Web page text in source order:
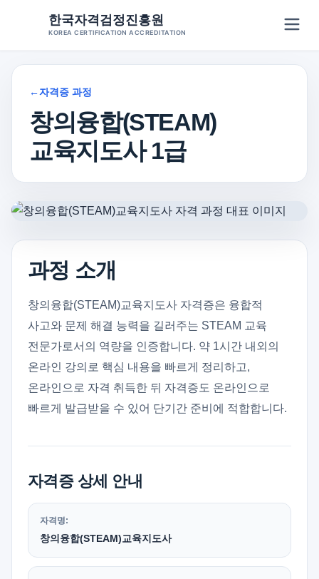
←자격증 과정
창의융합(STEAM)
교육지도사 1급
과정 소개
창의융합(STEAM)교육지도사 자격증은 융합적
사고와 문제 해결 능력을 길러주는 STEAM 교육
전문가로서의 역량을 인증합니다. 약 1시간 내외의
온라인 강의로 핵심 내용을 빠르게 정리하고,
온라인으로 자격 취득한 뒤 자격증도 온라인으로
빠르게 발급받을 수 있어 단기간 준비에 적합합니다.
자격증 상세 안내
자격명:
창의융합(STEAM)교육지도사
한국자격검정진흥원
KOREA CERTIFICATION ACCREDITATION